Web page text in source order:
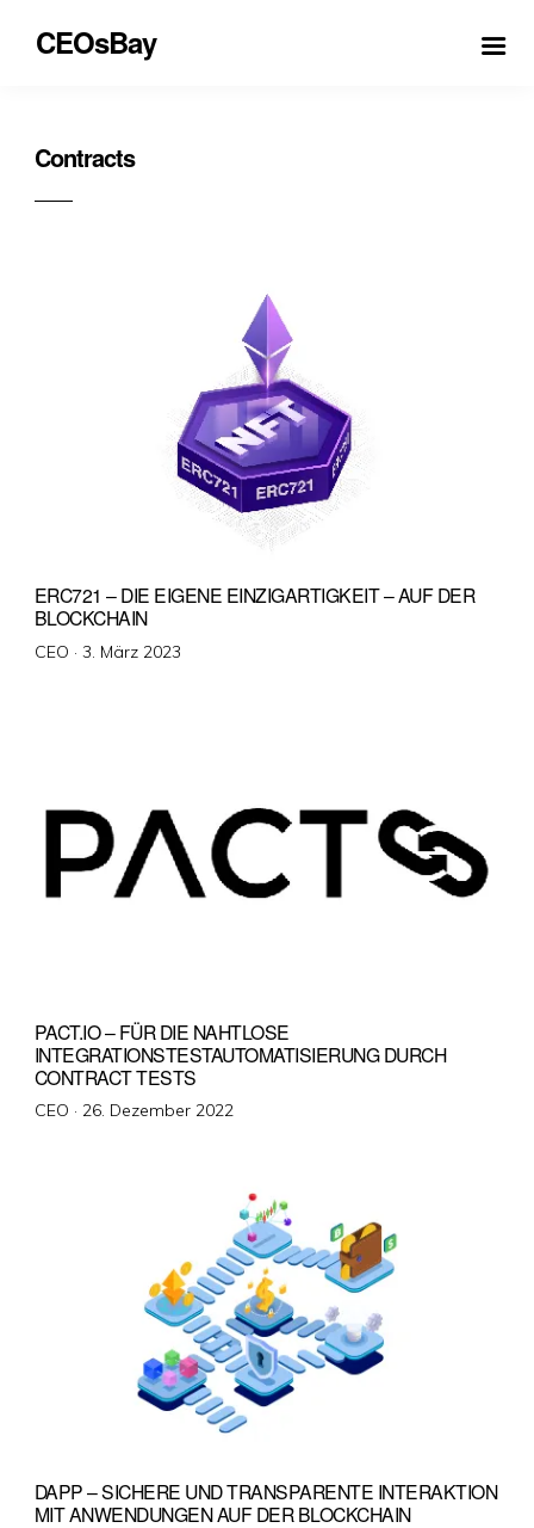
CEOsBay
Contracts
ERC721 – DIE EIGENE EINZIGARTIGKEIT – AUF DER
BLOCKCHAIN
CEO · Veröffentlicht
3. März 2023
PACT.IO – FÜR DIE NAHTLOSE
INTEGRATIONSTESTAUTOMATISIERUNG DURCH
CONTRACT TESTS
CEO · Veröffentlicht
26. Dezember 2022
DAPP – SICHERE UND TRANSPARENTE INTERAKTION
MIT ANWENDUNGEN AUF DER BLOCKCHAIN